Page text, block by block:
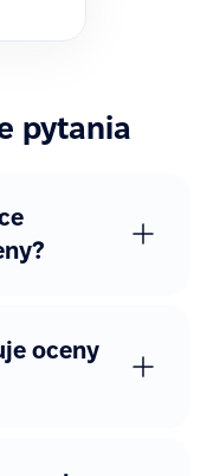
pytania
oceny